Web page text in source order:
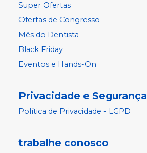
Super Ofertas
Ofertas de Congresso
Mês do Dentista
Black Friday
Eventos e Hands-On
Privacidade e Segurança
Política de Privacidade - LGPD
trabalhe conosco